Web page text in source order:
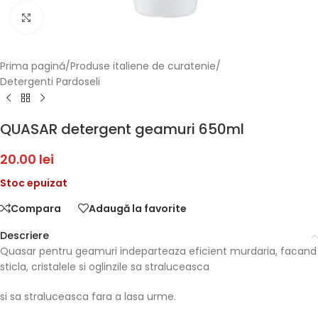
Faceți click pentru a mări
Prima pagină/Produse italiene de curatenie/
Detergenti Pardoseli
QUASAR detergent geamuri 650ml
20.00 lei
Stoc epuizat
Compara
Adaugă la favorite
Descriere
Quasar pentru geamuri indeparteaza eficient murdaria, facand
sticla, cristalele si oglinzile sa straluceasca
si sa straluceasca fara a lasa urme.